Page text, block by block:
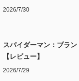
2026/7/30
スパイダーマン：ブラ
【レビュー】
2026/7/29